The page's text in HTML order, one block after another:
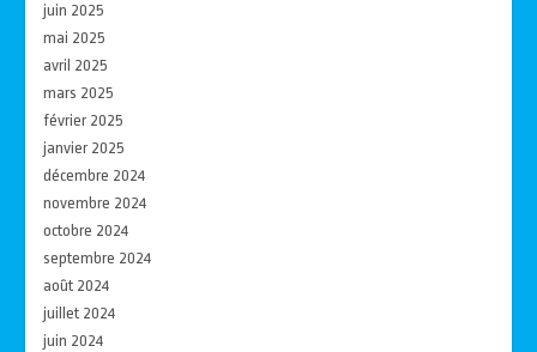
juin 2025
mai 2025
avril 2025
mars 2025
février 2025
janvier 2025
décembre 2024
novembre 2024
octobre 2024
septembre 2024
août 2024
juillet 2024
juin 2024